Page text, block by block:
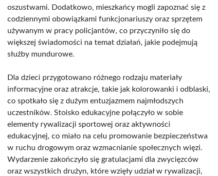
oszustwami. Dodatkowo, mieszkańcy mogli zapoznać się z
codziennymi obowiązkami funkcjonariuszy oraz sprzętem
używanym w pracy policjantów, co przyczyniło się do
większej świadomości na temat działań, jakie podejmują
służby mundurowe.
Dla dzieci przygotowano różnego rodzaju materiały
informacyjne oraz atrakcje, takie jak kolorowanki i odblaski,
co spotkało się z dużym entuzjazmem najmłodszych
uczestników. Stoisko edukacyjne połączyło w sobie
elementy rywalizacji sportowej oraz aktywności
edukacyjnej, co miało na celu promowanie bezpieczeństwa
w ruchu drogowym oraz wzmacnianie społecznych więzi.
Wydarzenie zakończyło się gratulacjami dla zwycięzców
oraz wszystkich drużyn, które wzięły udział w rywalizacji,